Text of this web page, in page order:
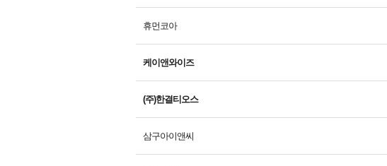
휴먼코아
케이앤와이즈
(주)한결티오스
삼구아이앤씨